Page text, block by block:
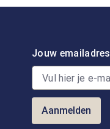
Jouw emailadres
Aanmelden